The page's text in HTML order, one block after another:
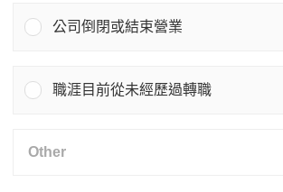
公司倒閉或結束營業
職涯目前從未經歷過轉職